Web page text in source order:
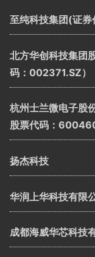
至纯科技集团(证
北方华创科技集团
码：002371.SZ）
杭州士兰微电子股
股票代码：
扬杰科技
华润上华科技有限
成都海威华芯科技